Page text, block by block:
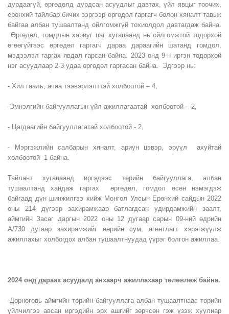
дурдаагүй, өргөдөлд дурдсан асуудлыг давтах, үйл явцыг тоочих,
ерөнхий тайлбар бичих зэргээр өргөдөл гаргагч болон хяналт тавьж
байгаа албан тушаалтанд ойлгомжгүй тохиолдол давтагдаж байна.
Өргөдөл, гомдлын хариуг цаг хугацаанд нь ойлгомжтой тодорхой
өгөөгүйгээс өргөдөл гаргагч дараа дараагийн шатанд гомдол,
мэдээлэл гаргах явдал гарсан байна. 2023 онд 9-н иргэн тодорхой
нэг асуудлаар 2-3 удаа өргөдөл гаргасан байна. Эдгээр нь:
- Хил гааль, ачаа тээвэрлэлттэй холбоотой – 4,
-Эмнэлгийн байгууллагын үйл ажиллагаатай холбоотой – 2,
- Цагдаагийн байгууллагатай холбоотой - 2,
- Мэргэжлийн салбарын хяналт, ариун цэвэр, эрүүл ахуйтай
холбоотой -1 байна.
Тайлант хугацаанд иргэдээс төрийн байгууллага, албан
тушаалтанд хандаж гаргах өргөдөл, гомдол өсөн нэмэгдэж
байгаад дүн шинжилгээ хийж Монгол Улсын Ерөнхий сайдын 2022
оны 214 дүгээр захирамжаар батлагдсан удирдамжийн заалт,
аймгийн Засаг даргын 2022 оны 12 дугаар сарын 09-ний өдрийн
А/730 дугаар захирамжийг өөрийн сум, агентлагт хэрэгжүүлж
ажиллахыг холбогдох албан тушаалтнуудад үүрэг болгон ажиллаа.
2024 онд дараах асуудалд анхаарч ажиллахаар төлөвлөж байна.
-Дорноговь аймгийн төрийн байгууллага албан тушаалтнаас төрийн
үйлчилгээ авсан иргэдийн эрх ашгийг зөрчсөн гэж үзэж хуулиар